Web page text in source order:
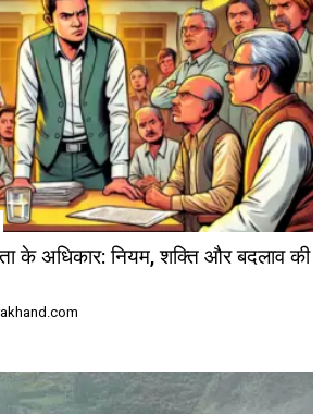
के अधिकार: नियम, शक्ति और बदलाव की